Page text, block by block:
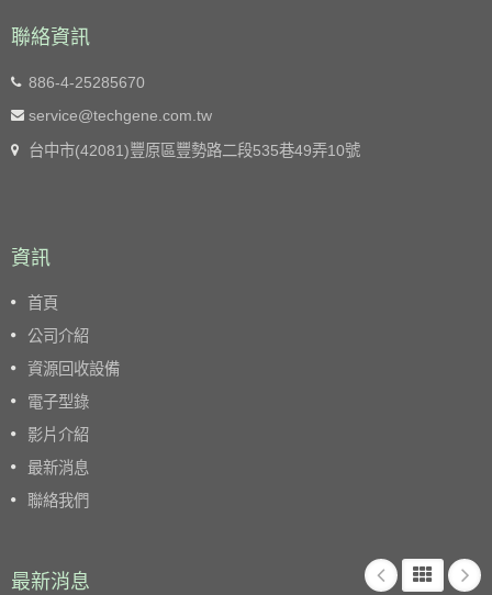
聯絡資訊
886-4-25285670
service@techgene.com.tw
台中市(42081)豐原區豐勢路二段535巷49弄10號
資訊
首頁
公司介紹
資源回收設備
電子型錄
影片介紹
最新消息
聯絡我們
最新消息